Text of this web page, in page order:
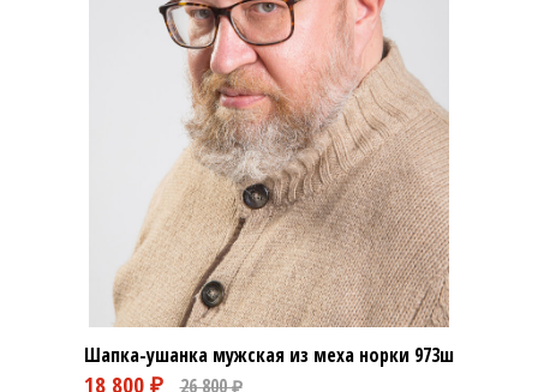
Шапка-ушанка мужская из меха норки 973ш